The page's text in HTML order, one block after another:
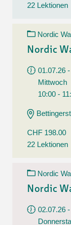
22 Lektionen
Nordic
Nordic
01.07.26
Mittwoch
10:00 -
CHF 198.00
22 Lektionen
Nordic
Nordic
02.07.26